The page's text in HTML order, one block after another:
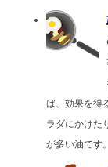
ば、効果を得
ラダにかけた
が多い油です